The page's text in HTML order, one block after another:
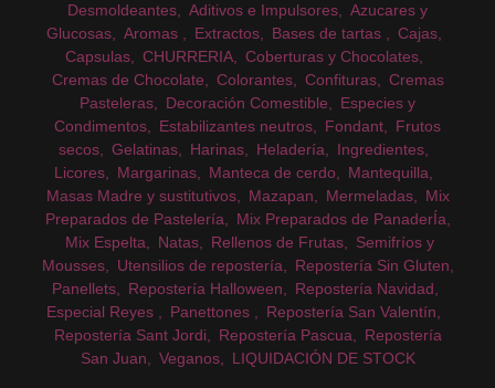
Desmoldeantes
Aditivos e Impulsores
Azucares y
Glucosas
Aromas Extractos Bases de tartas
Cajas
Capsulas
CHURRERIA
Coberturas y Chocolates
Cremas de Chocolate
Colorantes Confituras
Cremas
Pasteleras
Decoración Comestible
Especies y
Condimentos
Estabilizantes neutros Fondant
Frutos
secos
Gelatinas Harinas Heladería
Ingredientes
Licores
Margarinas Manteca de cerdo
Mantequilla
Masas Madre y sustitutivos
Mazapan Mermeladas
Mix
Preparados de Pastelería
Mix Preparados de PanaderÍa
Mix Espelta
Natas Rellenos de Frutas
Semifríos y
Mousses
Utensilios de repostería
Repostería Sin Gluten
Panellets
Repostería Halloween
Repostería Navidad
Especial Reyes
Panettones
Repostería San Valentín
Repostería Sant Jordi
Repostería Pascua
Repostería
San Juan
Veganos LIQUIDACIÓN DE STOCK